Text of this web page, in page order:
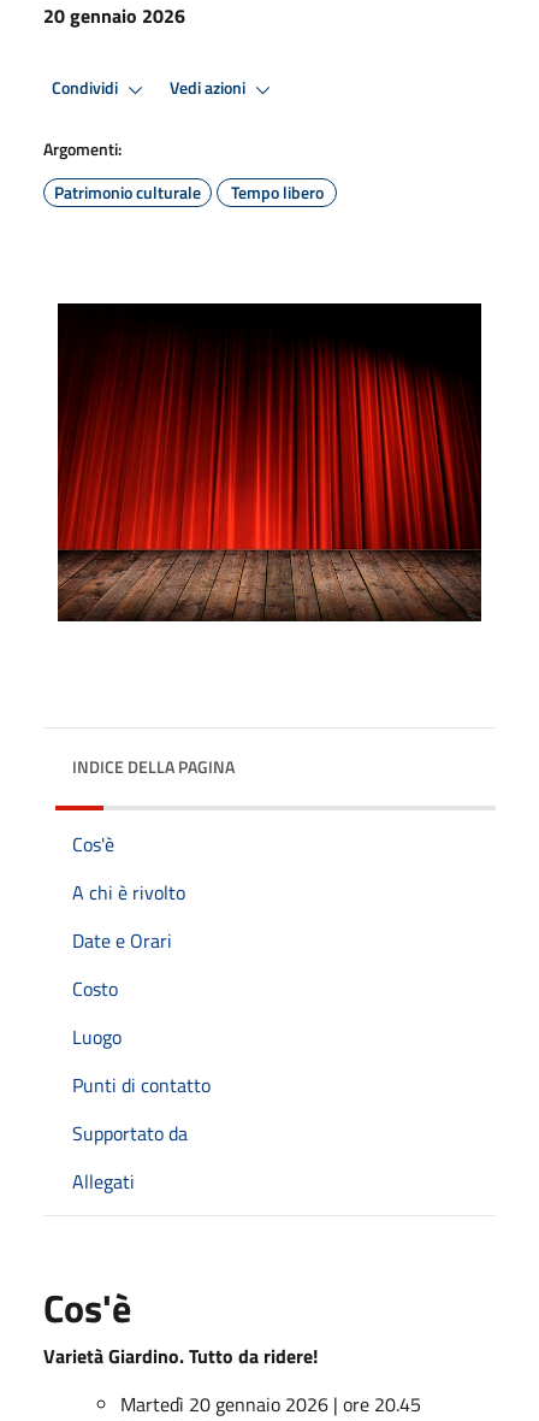
20 gennaio 2026
Condividi Vedi azioni
Argomenti:
Patrimonio culturale
Tempo libero
INDICE DELLA PAGINA
Cos'è
A chi è rivolto
Date e Orari
Costo
Luogo
Punti di contatto
Supportato da
Allegati
Cos'è
Varietà Giardino. Tutto da ridere!
Martedì 20 gennaio 2026 | ore 20.45